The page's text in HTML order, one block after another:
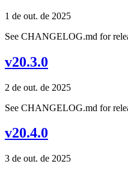
1 de out. de 2025
See CHANGELOG.md for
v20.3.0
2 de out. de 2025
See CHANGELOG.md for
v20.4.0
3 de out. de 2025